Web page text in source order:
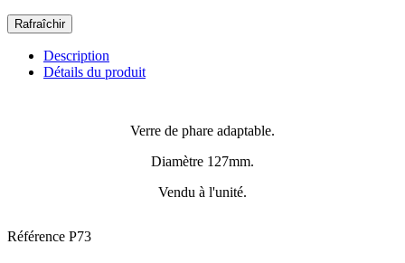
Description
Détails du produit
Verre de phare adaptable.
Diamètre 127mm.
Vendu à l'unité.
Référence P73